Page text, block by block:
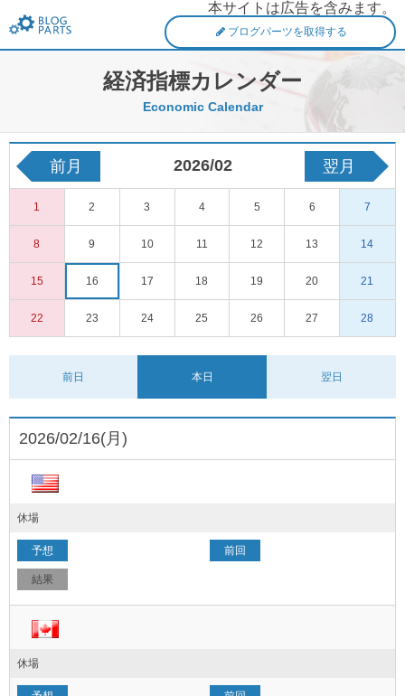
本サイトは広告を含みます。
ブログパーツを取得する
経済指標カレンダー
Economic Calendar
前月 2026/02 翌月
1 2 3 4 5 6 7
8 9 10 11 12 13 14
15 16 17 18 19 20 21
22 23 24 25 26 27 28
前日 本日 翌日
2026/02/16(月)
休場
休場